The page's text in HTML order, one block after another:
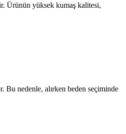
Ürünün yüksek kumaş kalitesi,
Bu nedenle, alırken beden seçiminde